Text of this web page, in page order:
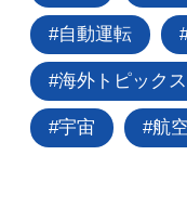
自動運転
海外トピックス
宇宙 航